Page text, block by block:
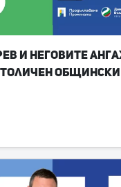
и неговите
общински